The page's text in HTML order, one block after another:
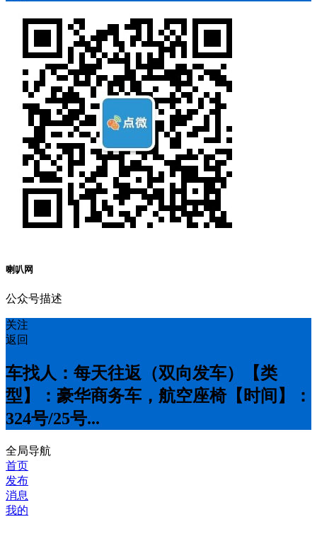
喇叭网
公众号描述
关注
返回
车找人：每天往返（双向发车）【类
型】：豪华商务车，航空座椅【时间】：
3️24号/25号...
全局导航
首页
发布
消息
我的